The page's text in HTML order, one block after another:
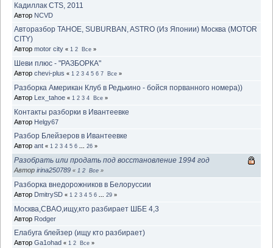
Кадиллак CTS, 2011
Автор NCVD
Авторазбор TAHOE, SUBURBAN, ASTRO (Из Японии) Москва (MOTOR
CITY)
Автор motor city « 1 2 Все »
Шеви плюс - "РАЗБОРКА"
Автор chevi-plus « 1 2 3 4 5 6 7 Все »
Разборка Американ Клуб в Редькино - бойся порванного номера))
Автор Lex_tahoe « 1 2 3 4 Все »
Контакты разборки в Ивантеевке
Автор Helgy67
Разбор Блейзеров в Ивантеевке
Автор ant « 1 2 3 4 5 6 26 »
Разобрать или продать под восстановление 1994 год
Автор irina250789 « 1 2 Все »
Разборка внедорожников в Белоруссии
Автор DmitrySD « 1 2 3 4 5 6 29 »
Москва,СВАО,ищу,кто разбирает ШБЕ 4,3
Автор Rodger
Елабуга блейзер (ищу кто разбирает)
Автор Ga1ohad « 1 2 Все »